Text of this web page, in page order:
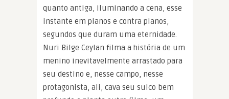
quanto antiga, iluminando a cena, esse
instante em planos e contra planos,
segundos que duram uma eternidade.
Nuri Bilge Ceylan filma a história de um
menino inevitavelmente arrastado para
seu destino e, nesse campo, nesse
protagonista, ali, cava seu sulco bem